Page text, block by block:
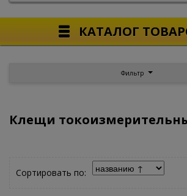
КАТАЛОГ
Фильтр
Клещи
Сортировать по: